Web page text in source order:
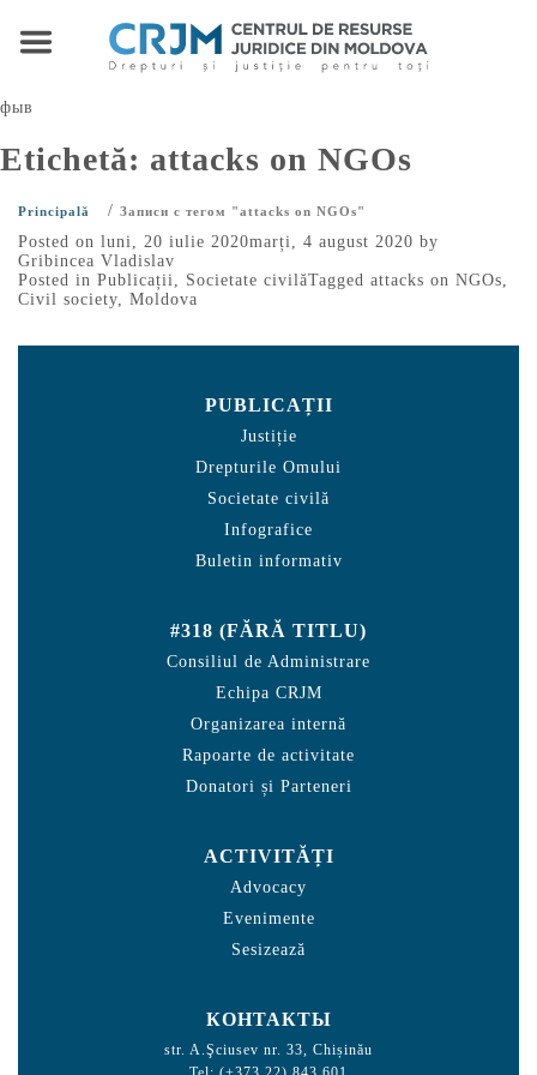
фыв
Etichetă: attacks on NGOs
Principală / Записи с тегом "attacks on NGOs"
Posted on luni, 20 iulie 2020marți, 4 august 2020 by
Gribincea Vladislav
Posted in Publicații Societate civilăTagged attacks on NGOs
Civil society
Moldova
PUBLICAȚII
Justiție
Drepturile Omului
Societate civilă
Infografice
Buletin informativ
#318 (FĂRĂ TITLU)
Consiliul de Administrare
Echipa CRJM
Organizarea internă
Rapoarte de activitate
Donatori și Parteneri
ACTIVITĂȚI
Advocacy
Evenimente
Sesizează
КОНТАКТЫ
str. A.Şciusev nr. 33, Chișinău